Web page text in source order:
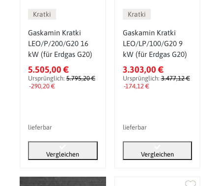
Kratki
Gaskamin Kratki
LEO/P/200/G20 16
kW (für Erdgas G20)
5.505,00 €
Ursprünglich: 5.795,20 €
-290,20 €
lieferbar
Vergleichen
Kratki
Gaskamin Kratki
LEO/LP/100/G20 9
kW (für Erdgas G20)
3.303,00 €
Ursprünglich:3.477,12 €
-174,12 €
lieferbar
Vergleichen